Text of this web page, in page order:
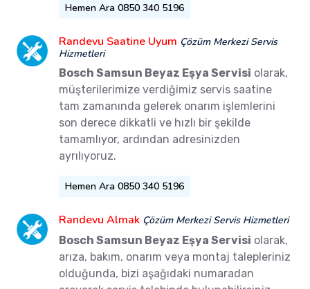
Hemen Ara 0850 340 5196
Randevu Saatine Uyum Çözüm Merkezi Servis
Hizmetleri
Bosch Samsun Beyaz Eşya Servisi olarak,
müşterilerimize verdiğimiz servis saatine
tam zamanında gelerek onarım işlemlerini
son derece dikkatli ve hızlı bir şekilde
tamamlıyor, ardından adresinizden
ayrılıyoruz.
Hemen Ara 0850 340 5196
Randevu Almak Çözüm Merkezi Servis Hizmetleri
Bosch Samsun Beyaz Eşya Servisi olarak,
arıza, bakım, onarım veya montaj talepleriniz
olduğunda, bizi aşağıdaki numaradan